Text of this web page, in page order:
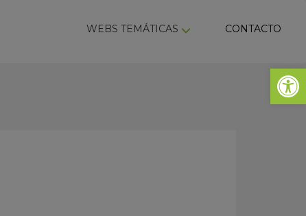
Abrir
WEBS TEMÁTICAS CONTACTO